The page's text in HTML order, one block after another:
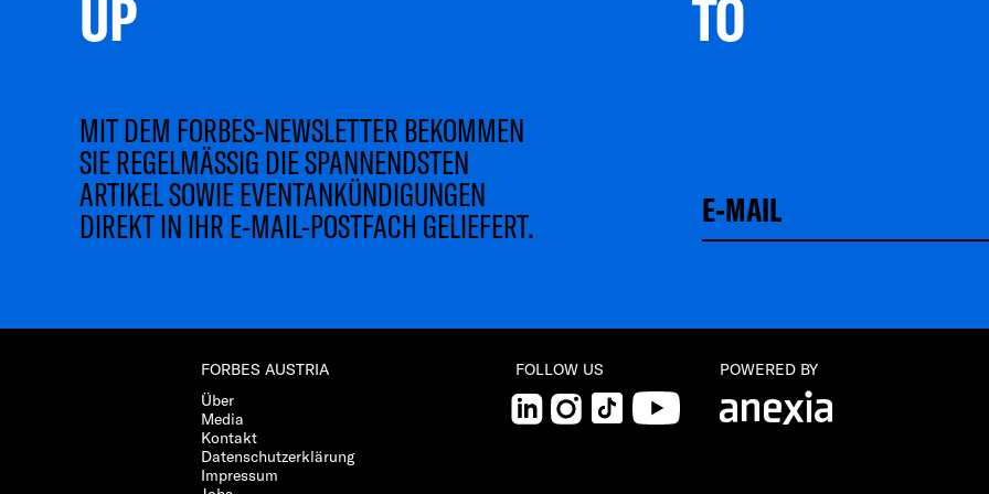
UP TO
MIT DEM FORBES-NEWSLETTER BEKOMMEN
SIE REGELMÄSSIG DIE SPANNENDSTEN
ARTIKEL SOWIE EVENTANKÜNDIGUNGEN
DIREKT IN IHR E-MAIL-POSTFACH GELIEFERT.
FORBES AUSTRIA
Über
Media
Kontakt
Datenschutzerklärung
Impressum
FOLLOW US
LinkedInInstagram
TikTok YouTube
POWERED BY